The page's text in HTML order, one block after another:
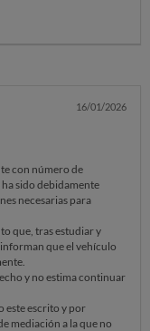
de sustitución cuabdo
por el coche y no lo
tiempo.les hablo si a
en la casa.POR
16/01/2026
con número de
sido debidamente
necesarias para
que, tras estudiar y
que el vehículo
y no estima continuar
este escrito y por
mediación a la que no